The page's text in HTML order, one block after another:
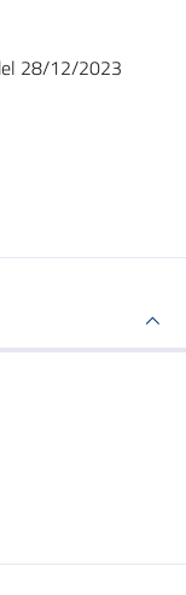
28/12/2023